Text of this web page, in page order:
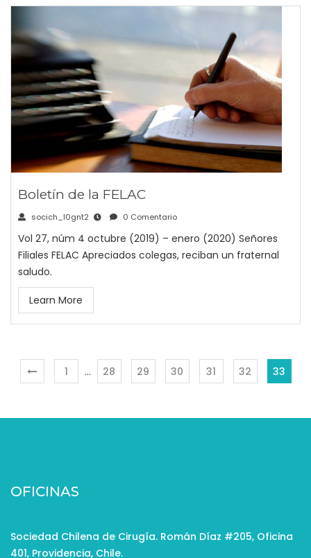
Boletín de la FELAC
socich_l0gnt2 0 Comentario
Vol 27, núm 4 octubre (2019) – enero (2020) Señores
Filiales FELAC Apreciados colegas, reciban un fraternal
saludo.
Learn More
1 … 28 29 30 31 32 33
OFICINAS
Sociedad Chilena de Cirugía. Román Díaz #205, Oficina
401, Providencia, Chile.